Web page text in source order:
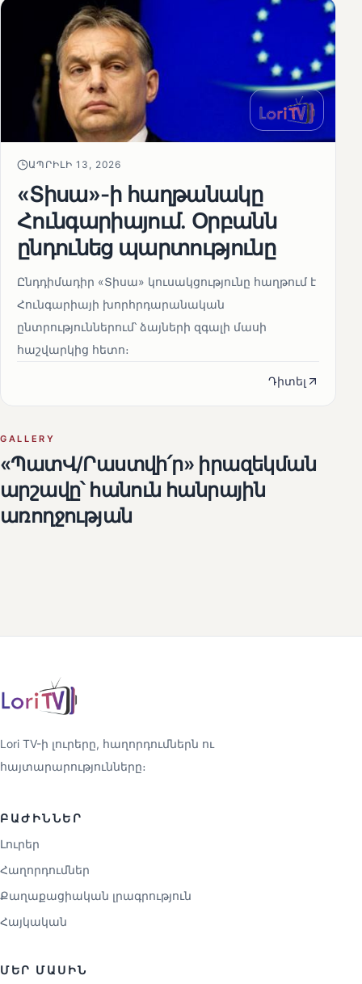
ԱՊՐԻԼԻ 13, 2026
«Տիսա»-ի հաղթանակը
Հունգարիայում․ Օրբանն
ընդունեց պարտությունը
Ընդդիմադիր «Տիսա» կուսակցությունը հաղթում է
Հունգարիայի խորհրդարանական
ընտրություններում՝ ձայների զգալի մասի
հաշվարկից հետո։
Դիտել
GALLERY
«ՊատՎ/Րաստվի՛ր» իրազեկման
արշավը՝ հանուն հանրային
առողջության
Lori TV-ի լուրերը, հաղորդումներն ու
հայտարարությունները։
ԲԱԺԻՆՆԵՐ
Լուրեր
Հաղորդումներ
Քաղաքացիական լրագրություն
Հայկական
ՄԵՐ ՄԱՍԻՆ